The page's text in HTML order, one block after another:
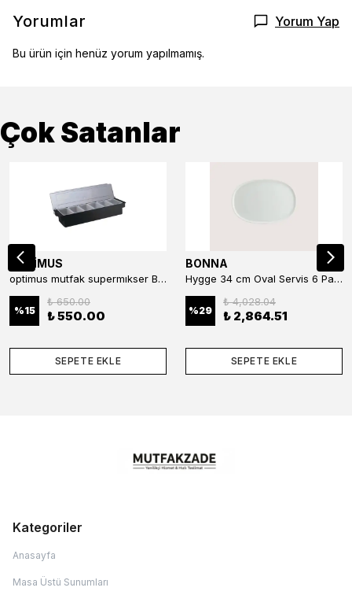
Yorumlar Yorum Yap
Bu ürün için henüz yorum yapılmamış.
Çok Satanlar
OPTİMUS
optimus mutfak supermıkser Bar Konteyner 6'lı 50×16×9 cm Kapaklı Polikarbon Organizer Bar & Kafe
%15
₺ 650.00
₺ 550.00
SEPETE EKLE
BONNA
Hygge 34 cm Oval Servis 6 Parça
%29
₺ 4,028.04
₺ 2,864.51
SEPETE EKLE
Kategoriler
Anasayfa
Masa Üstü Sunumları